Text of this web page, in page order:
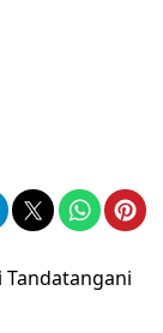
Tandatangani